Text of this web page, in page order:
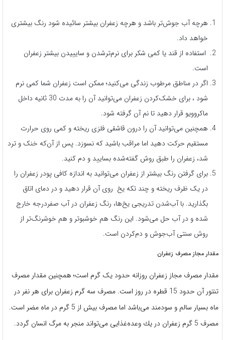
هرچه آب جوش‌تر باشد و هرچه زعفران بیشتر سائیده شود رنگ بیشتری
خواهد داد.
استفاده از قند یا کمی شکر برای نرم‌ترشدن و سایییدن بیشتر زعفران
است.
اگر در مناطق مرطوب زندگی می‌کنید؛ ممکن است زعفران شما کمی نرم
شود ، برای خشک‌کردن زعفران می‌توانید آن را به مدت 30 ثانیه داخل
ماکروویو قرار دهید تا نم آن گرفته شود.
همچنین می‌توانید آن را درون قاشقی فلزی ریخته و کمی روی حرارت
مستقیم حرکت دهید اما مراقب باشید که نسوزد. پس از آن‌که خنک و ترد
شد، زعفران را طبق روش گفته‌شده بسایید و دم کنید.
برای گرفتن رنگ بیشتر از زعفران می‌توانید به اندازه کافی پودر زعفران را
در یک ظرف ریخته و چند تکه یخ روی آن قرار دهید و در دمای اتاق
بگذارید. با آب‌شدن تدریجی یخ‌ها، رنگ زعفران در آب صفردرجه خارج
شده و در آب حل می‌شود. این رنگ هم خوشبوتر و هم خوشرنگ‌تر از
روش سنتی آب‌جوش و دم‌کردن است.
مقدار مجاز مصرف زعفران
مقدار مصرف مجاز زعفران روزانه حدود یک گرم است؛ همچنین مقدار مصرف
تنتور آن حدود 15 قطره در روز است. مصرف سه گرم زعفران برای هر نفر در
ماه بسیار سالم و سودمند می‌باشد اما مصرف بیش از 5 گرم در ماه مضر است.
مصرف 5 گرم زعفران در يك وعده‌غذایی می‌تواند منجر به مرگ انسان گردد.